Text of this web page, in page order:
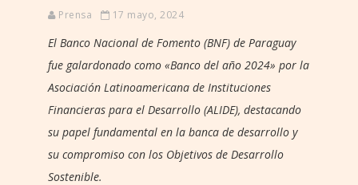
Prensa 17 mayo, 2024
El Banco Nacional de Fomento (BNF) de Paraguay
fue galardonado como «Banco del año 2024» por la
Asociación Latinoamericana de Instituciones
Financieras para el Desarrollo (ALIDE), destacando
su papel fundamental en la banca de desarrollo y
su compromiso con los Objetivos de Desarrollo
Sostenible.